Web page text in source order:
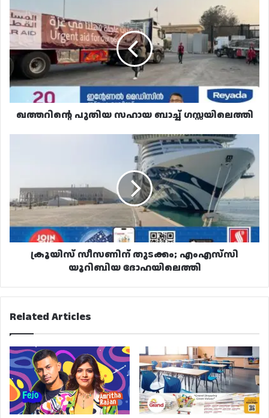
പുതിയ
സഹായ
ബാച്ച്
ഗസ്സയിലെത്തി
ഖത്തറിന്റെ പുതിയ സഹായ ബാച്ച് ഗസ്സയിലെത്തി
യൂറിബിയ
ദോഹയിലെത്തി
ക്രൂയിസ് സീസണിന് തുടക്കം; എംഎസ്‌സി
യൂറിബിയ ദോഹയിലെത്തി
Related Articles